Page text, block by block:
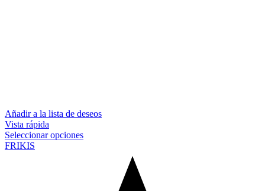
Añadir a la lista de deseos
Vista rápida
Seleccionar opciones
FRIKIS